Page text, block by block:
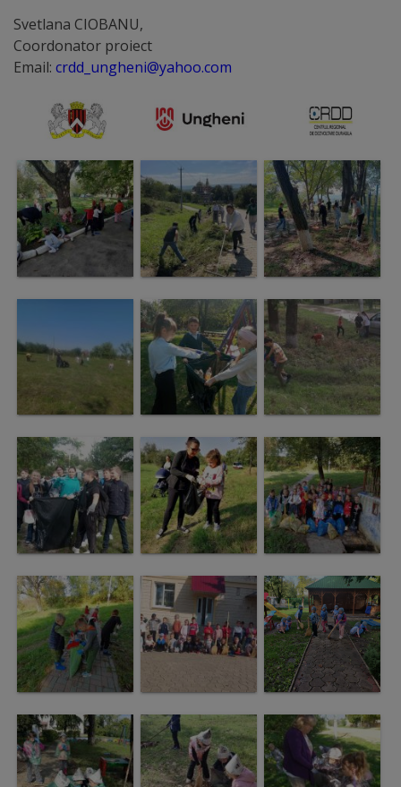
Galerii
foto
Administrație
Primărie
Primar
Viceprimari
Organigrama
Aparatul
primăriei
Regulamentul
de
funcționare
Integritate
și
calitate
Consiliul
Municipal
Secretar
Consilieri
Svetlana CIOBANU,
Coordonator proiect
Email: crdd_ungheni@yahoo.com